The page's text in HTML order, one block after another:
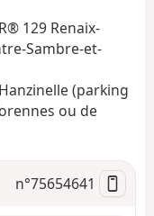
129 Renaix-
Sambre-et-
(parking
ou de
n°75654641